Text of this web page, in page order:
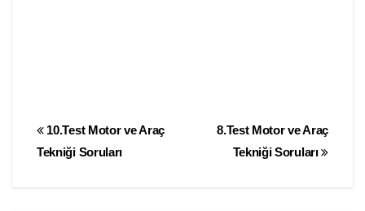
Yazı
gezinmesi
8.Test Motor ve Araç
Tekniği Soruları
10.Test Motor ve Araç
Tekniği Soruları